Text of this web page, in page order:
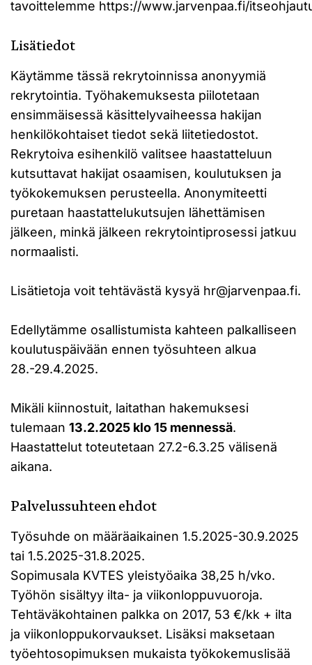
tavoittelemme https://www.jarvenpaa.fi/
Lisätiedot
Käytämme tässä rekrytoinnissa anonyymiä
rekrytointia. Työhakemuksesta piilotetaan
ensimmäisessä käsittelyvaiheessa hakijan
henkilökohtaiset tiedot sekä liitetiedostot.
Rekrytoiva esihenkilö valitsee haastatteluun
kutsuttavat hakijat osaamisen, koulutuksen ja
työkokemuksen perusteella. Anonymiteetti
puretaan haastattelukutsujen lähettämisen
jälkeen, minkä jälkeen rekrytointiprosessi jatkuu
normaalisti.
Lisätietoja voit tehtävästä kysyä hr@jarvenpaa.fi.
Edellytämme osallistumista kahteen palkalliseen
koulutuspäivään ennen työsuhteen alkua
28.-29.4.2025.
Mikäli kiinnostuit, laitathan hakemuksesi
tulemaan 13.2.2025 klo 15 mennessä.
Haastattelut toteutetaan 27.2-6.3.25 välisenä
aikana.
Palvelussuhteen ehdot
Työsuhde on määräaikainen 1.5.2025-30.9.2025
tai 1.5.2025-31.8.2025.
Sopimusala KVTES yleistyöaika 38,25 h/vko.
Työhön sisältyy ilta- ja viikonloppuvuoroja.
Tehtäväkohtainen palkka on 2017, 53 €/kk + ilta
ja viikonloppukorvaukset. Lisäksi maksetaan
työehtosopimuksen mukaista työkokemuslisää